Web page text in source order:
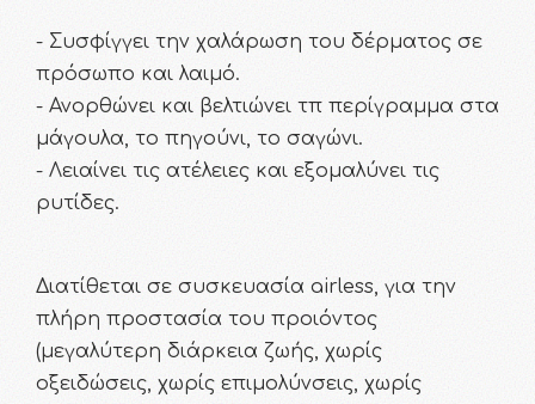
- Συσφίγγει την χαλάρωση του δέρματος σε
πρόσωπο και λαιμό.
- Ανορθώνει και βελτιώνει τπ περίγραμμα στα
μάγουλα, το πηγούνι, το σαγώνι.
- Λειαίνει τις ατέλειες και εξομαλύνει τις
ρυτίδες.
Διατίθεται σε συσκευασία airless, για την
πλήρη προστασία του προιόντος
(μεγαλύτερη διάρκεια ζωής, χωρίς
οξειδώσεις, χωρίς επιμολύνσεις, χωρίς